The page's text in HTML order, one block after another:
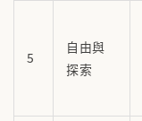
5
自由與
探索